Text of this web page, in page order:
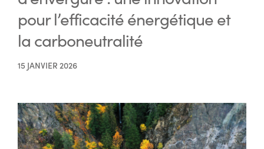
pour l’efficacité énergétique et
la carboneutralité
15 JANVIER 2026